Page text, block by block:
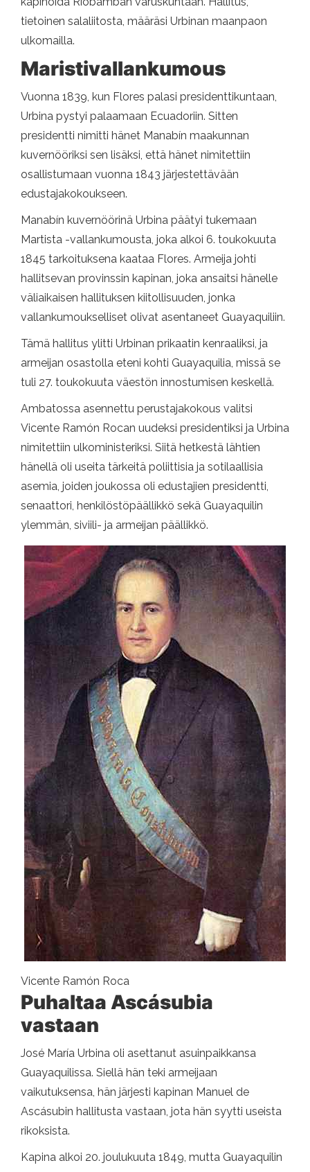
tietoinen salaliitosta, määräsi Urbinan maanpaon
ulkomailla.
Maristivallankumous
Vuonna 1839, kun Flores palasi presidenttikuntaan,
Urbina pystyi palaamaan Ecuadoriin. Sitten
presidentti nimitti hänet Manabín maakunnan
kuvernööriksi sen lisäksi, että hänet nimitettiin
osallistumaan vuonna 1843 järjestettävään
edustajakokoukseen.
Manabín kuvernöörinä Urbina päätyi tukemaan
Martista -vallankumousta, joka alkoi 6. toukokuuta
1845 tarkoituksena kaataa Flores. Armeija johti
hallitsevan provinssin kapinan, joka ansaitsi hänelle
väliaikaisen hallituksen kiitollisuuden, jonka
vallankumoukselliset olivat asentaneet Guayaquiliin.
Tämä hallitus ylitti Urbinan prikaatin kenraaliksi, ja
armeijan osastolla eteni kohti Guayaquilia, missä se
tuli 27. toukokuuta väestön innostumisen keskellä.
Ambatossa asennettu perustajakokous valitsi
Vicente Ramón Rocan uudeksi presidentiksi ja Urbina
nimitettiin ulkoministeriksi. Siitä hetkestä lähtien
hänellä oli useita tärkeitä poliittisia ja sotilaallisia
asemia, joiden joukossa oli edustajien presidentti,
senaattori, henkilöstöpäällikkö sekä Guayaquilin
ylemmän, siviili- ja armeijan päällikkö.
Vicente Ramón Roca
Puhaltaa Ascásubia
vastaan
José María Urbina oli asettanut asuinpaikkansa
Guayaquilissa. Siellä hän teki armeijaan
vaikutuksensa, hän järjesti kapinan Manuel de
Ascásubin hallitusta vastaan, jota hän syytti useista
rikoksista.
Kapina alkoi 20. joulukuuta 1849, mutta Guayaquilin